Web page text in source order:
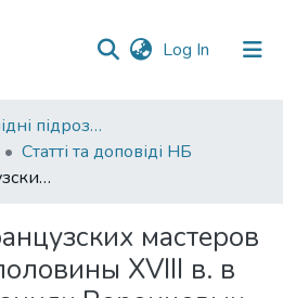
Log In (current)
Науково-дослідні підрозділи
Статті та доповіді НБ
Переплёты французских мастеров XVII—первой половины XVIII в. в книжных собраниях Воронцовых
мастеров
XVIII в. в